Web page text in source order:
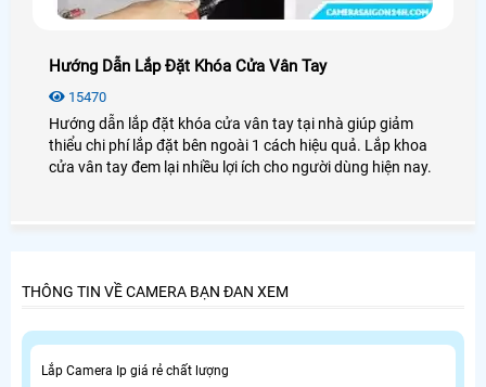
Hướng Dẫn Lắp Đặt Khóa Cửa Vân Tay
15470
Hướng dẫn lắp đặt khóa cửa vân tay tại nhà giúp giảm
thiểu chi phí lắp đặt bên ngoài 1 cách hiệu quả. Lắp khoa
cửa vân tay đem lại nhiều lợi ích cho người dùng hiện nay.
THÔNG TIN VỀ CAMERA BẠN ĐAN XEM
Lắp Camera Ip giá rẻ chất lượng